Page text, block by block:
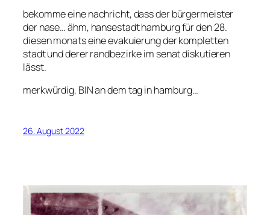
bekomme eine nachricht, dass der bürgermeister
der nase… ähm, hansestadt hamburg für den 28.
diesen monats eine evakuierung der kompletten
stadt und derer randbezirke im senat diskutieren
lässt.
merkwürdig, BIN an dem tag in hamburg…
26. August 2022